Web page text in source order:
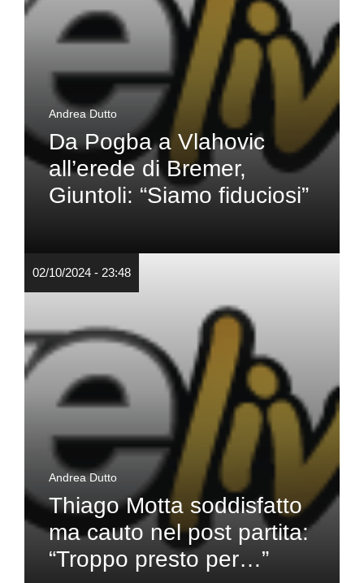
Andrea Dutto
Da Pogba a Vlahovic
all’erede di Bremer,
Giuntoli: “Siamo fiduciosi”
02/10/2024 - 23:48
Andrea Dutto
Thiago Motta soddisfatto
ma cauto nel post partita:
“Troppo presto per…”